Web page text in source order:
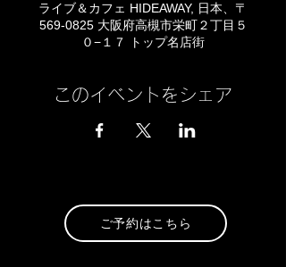
ライブ＆カフェ HIDEAWAY, 日本、〒
569-0825 大阪府高槻市栄町２丁目５
０−１７ トップ名店街
このイベントをシェア
ご予約はこちら